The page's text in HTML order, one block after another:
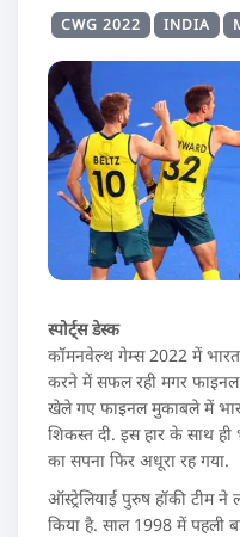
CWG 2022 INDIA
स्पोर्ट्स डेस्क
कॉमनवेल्थ गेम्स 2022 में भारत
करने में सफल रही मगर फाइनल
खेले गए फाइनल मुकाबले में
शिकस्त दी. इस हार के साथ ही
का सपना फिर अधूरा रह गया.
ऑस्ट्रेलियाई पुरुष हॉकी टीम ने
किया है. साल 1998 में पहली